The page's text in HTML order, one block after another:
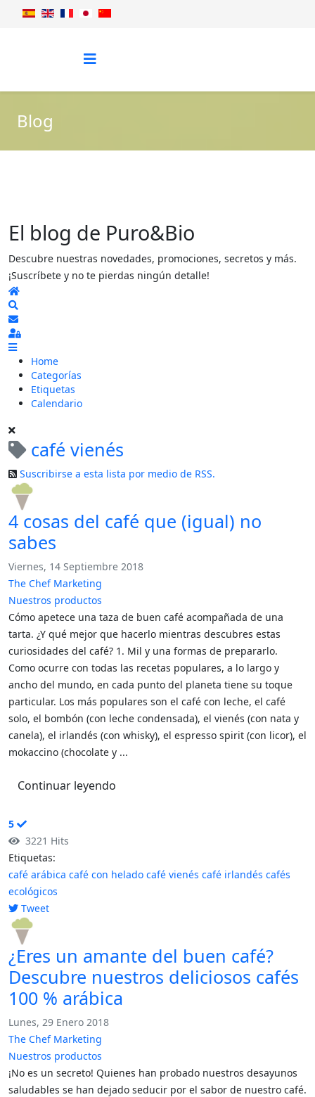
Blog
El blog de Puro&Bio
Descubre nuestras novedades, promociones, secretos y más.
¡Suscríbete y no te pierdas ningún detalle!
Home
Suscribirse a las actualizaciones
Sign In
Home
Categorías
Etiquetas
Calendario
café vienés
Suscribirse a esta lista por medio de RSS.
4 cosas del café que (igual) no
sabes
Viernes, 14 Septiembre 2018
The Chef Marketing
Nuestros productos
Cómo apetece una taza de buen café acompañada de una
tarta. ¿Y qué mejor que hacerlo mientras descubres estas
curiosidades del café? 1. Mil y una formas de prepararlo.
Como ocurre con todas las recetas populares, a lo largo y
ancho del mundo, en cada punto del planeta tiene su toque
particular. Los más populares son el café con leche, el café
solo, el bombón (con leche condensada), el vienés (con nata y
canela), el irlandés (con whisky), el espresso spirit (con licor), el
mokaccino (chocolate y ...
Continuar leyendo
5
3221 Hits
Etiquetas:
café arábica café con helado café vienés café irlandés cafés
ecológicos
Tweet
pinterest
¿Eres un amante del buen café?
Descubre nuestros deliciosos cafés
100 % arábica
Lunes, 29 Enero 2018
The Chef Marketing
Nuestros productos
¡No es un secreto! Quienes han probado nuestros desayunos
saludables se han dejado seducir por el sabor de nuestro café.